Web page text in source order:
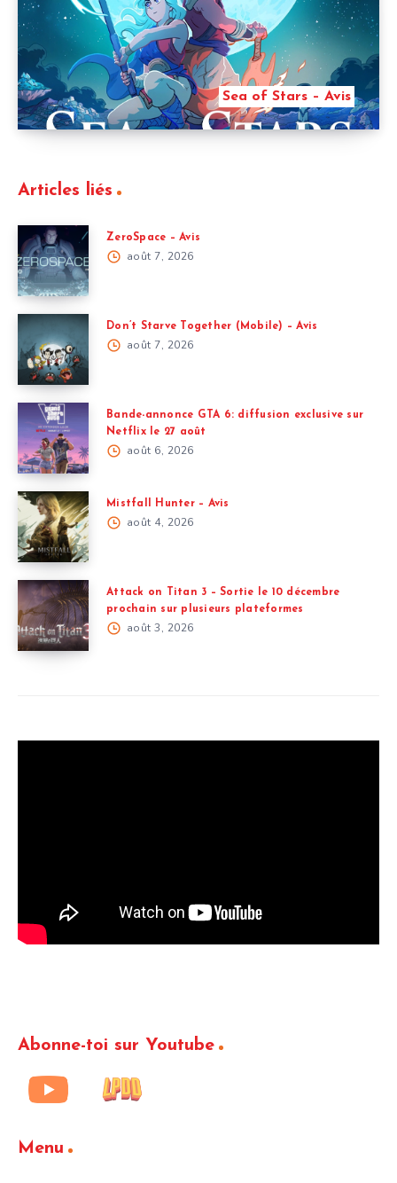
Sea of Stars – Avis
Articles liés
ZeroSpace – Avis
août 7, 2026
Don’t Starve Together (Mobile) – Avis
août 7, 2026
Bande-annonce GTA 6: diffusion exclusive sur
Netflix le 27 août
août 6, 2026
Mistfall Hunter – Avis
août 4, 2026
Attack on Titan 3 – Sortie le 10 décembre
prochain sur plusieurs plateformes
août 3, 2026
Abonne-toi sur Youtube
Menu